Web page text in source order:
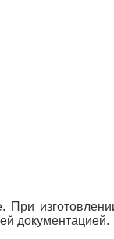
документацией.